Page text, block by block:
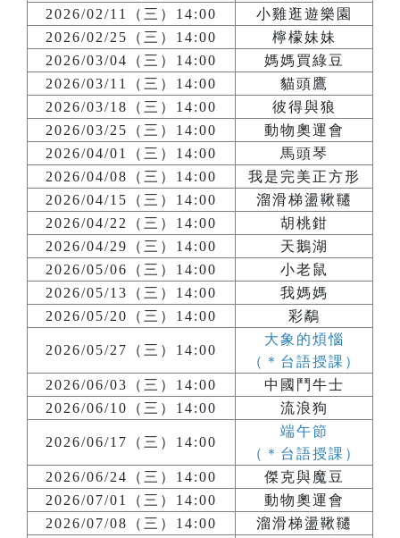
2026/02/11（三）14:00
小雞逛遊樂園
2026/02/25（三）14:00
檸檬妹妹
2026/03/04（三）14:00
媽媽買綠豆
2026/03/11（三）14:00
貓頭鷹
2026/03/18（三）14:00
彼得與狼
2026/03/25（三）14:00
動物奧運會
2026/04/01（三）14:00
馬頭琴
2026/04/08（三）14:00
我是完美正方形
2026/04/15（三）14:00
溜滑梯盪鞦韆
2026/04/22（三）14:00
胡桃鉗
2026/04/29（三）14:00
天鵝湖
2026/05/06（三）14:00
小老鼠
2026/05/13（三）14:00
我媽媽
2026/05/20（三）14:00
彩鷸
2026/05/27（三）14:00
大象的煩惱
（＊台語授課）
2026/06/03（三）14:00
中國鬥牛士
2026/06/10（三）14:00
流浪狗
2026/06/17（三）14:00
端午節
（＊台語授課）
2026/06/24（三）14:00
傑克與魔豆
2026/07/01（三）14:00
動物奧運會
2026/07/08（三）14:00
溜滑梯盪鞦韆